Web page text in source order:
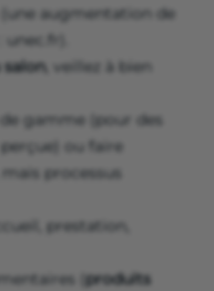
augmentation de
, veillez à bien
gamme (pour des
ou faire
processus
prestation,
(produits